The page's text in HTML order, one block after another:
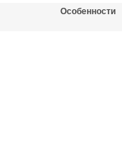
Особенности